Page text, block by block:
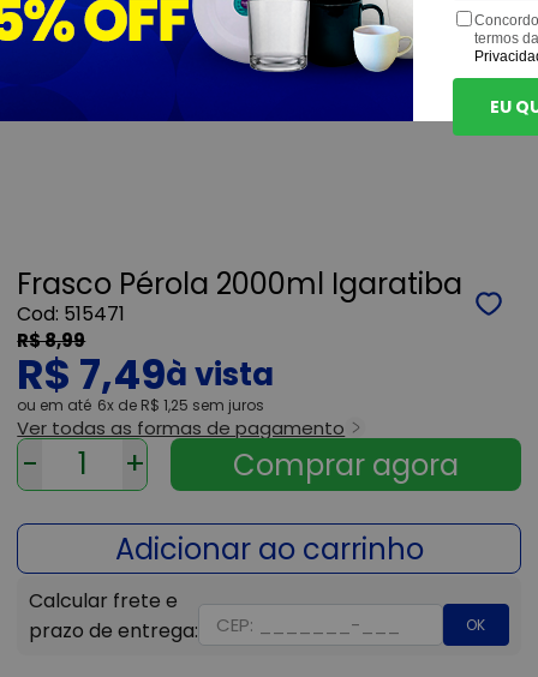
Frasco Pérola 2000ml Igaratiba
515471
R$ 8,99
R$ 7,49
ou 6x de R$ 1,25 sem juros
Ver todas as formas de pagamento
- +
OK
termos
EU